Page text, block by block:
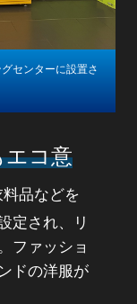
センターに設置さ
エコ意
品などを
定され、リ
ファッショ
ドの洋服が